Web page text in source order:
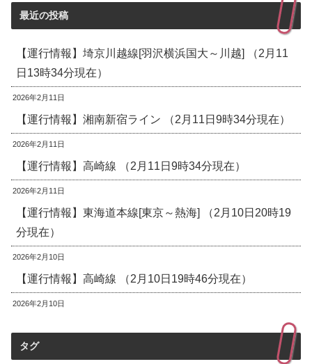
最近の投稿
【運行情報】埼京川越線[羽沢横浜国大～川越] （2月11
日13時34分現在）
2026年2月11日
【運行情報】湘南新宿ライン （2月11日9時34分現在）
2026年2月11日
【運行情報】高崎線 （2月11日9時34分現在）
2026年2月11日
【運行情報】東海道本線[東京～熱海] （2月10日20時19
分現在）
2026年2月10日
【運行情報】高崎線 （2月10日19時46分現在）
2026年2月10日
タグ